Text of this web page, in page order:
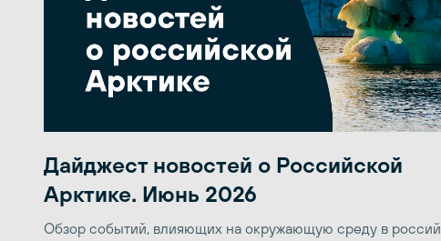
Дайджест новостей о Российской
Арктике. Июнь 2026
Обзор событий, влияющих на окружающую среду в